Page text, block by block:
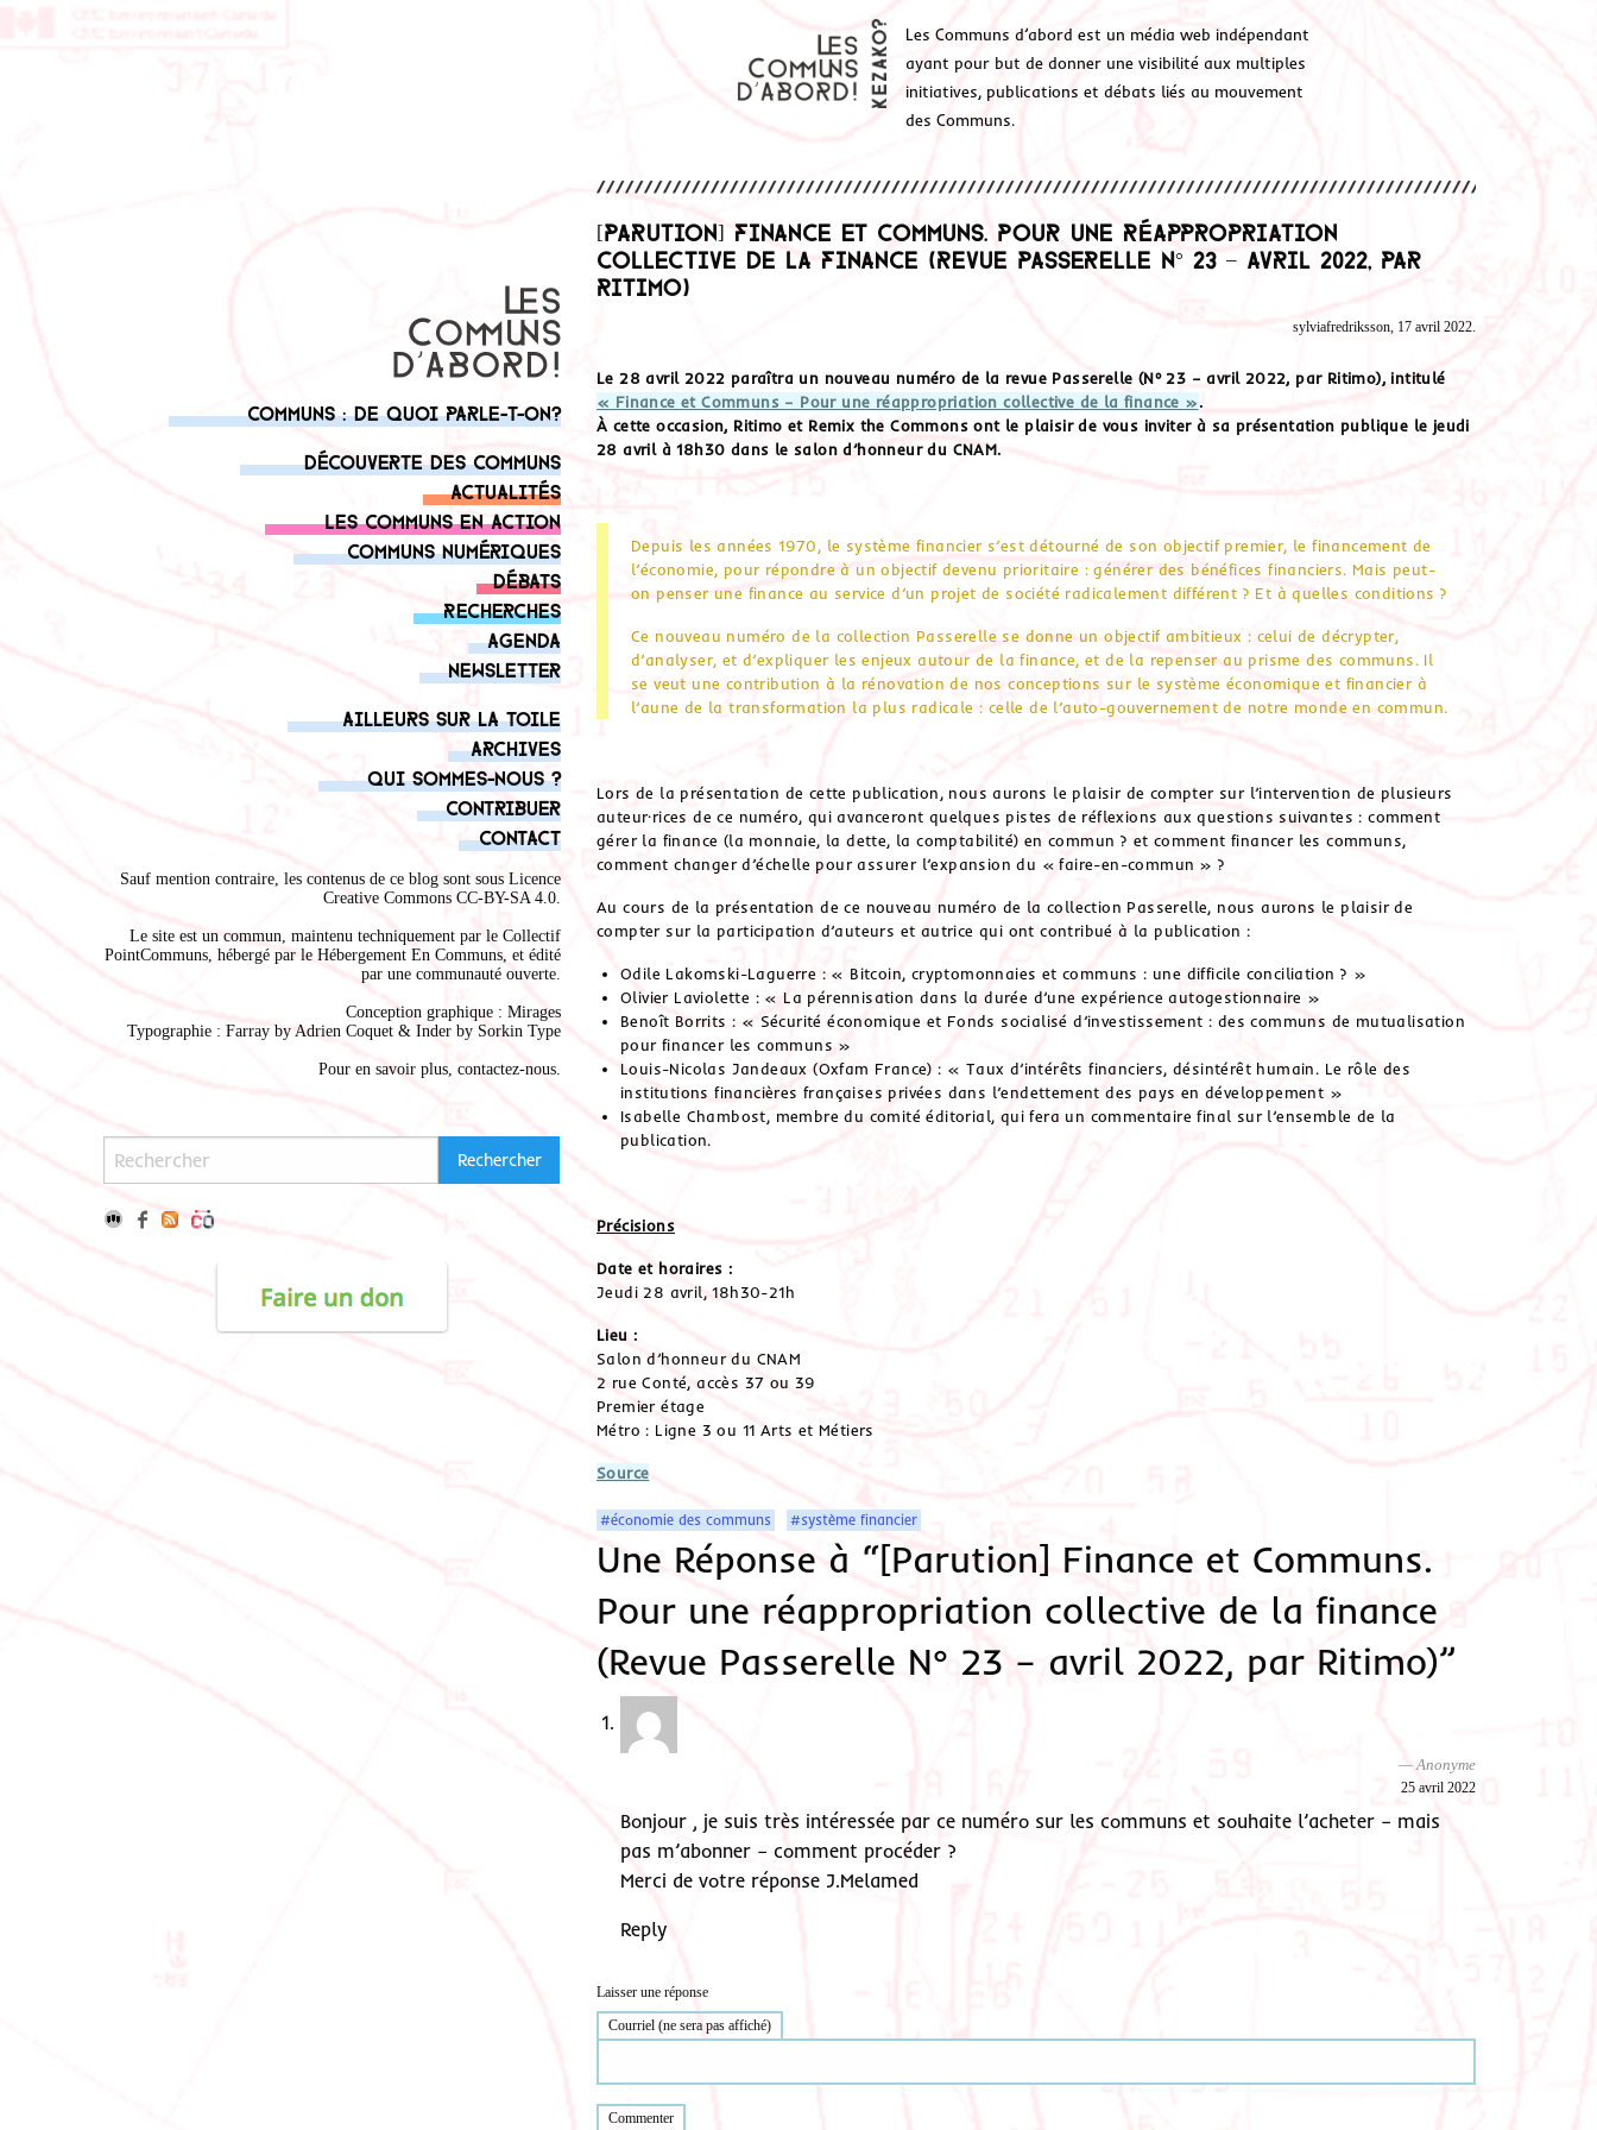
Les Communs d’abord est un média web indépendant
ayant pour but de donner une visibilité aux multiples
initiatives, publications et débats liés au mouvement
des Communs.
Communs : de quoi parle-t-on?
Découverte des communs
Actualités
Les communs en action
Communs numériques
Débats
Recherches
Agenda
Newsletter
Ailleurs sur la toile
Archives
Qui sommes-nous ?
Contribuer
Contact
Sauf mention contraire, les contenus de ce blog sont sous Licence
Creative Commons CC-BY-SA 4.0.
Le site est un commun, maintenu techniquement par le Collectif
PointCommuns, hébergé par le Hébergement En Communs, et édité
par une communauté ouverte.
Conception graphique : Mirages
Typographie : Farray by Adrien Coquet & Inder by Sorkin Type
Pour en savoir plus, contactez-nous.
[Parution] Finance et Communs. Pour une réappropriation
collective de la finance (Revue Passerelle N° 23 – avril 2022, par
Ritimo)
sylviafredriksson, 17 avril 2022.
Le 28 avril 2022 paraîtra un nouveau numéro de la revue Passerelle (N° 23 – avril 2022, par Ritimo), intitulé
« Finance et Communs – Pour une réappropriation collective de la finance ».
À cette occasion, Ritimo et Remix the Commons ont le plaisir de vous inviter à sa présentation publique le jeudi
28 avril à 18h30 dans le salon d’honneur du CNAM.
Depuis les années 1970, le système financier s’est détourné de son objectif premier, le financement de
l’économie, pour répondre à un objectif devenu prioritaire : générer des bénéfices financiers. Mais peut-
on penser une finance au service d’un projet de société radicalement différent ? Et à quelles conditions ?
Ce nouveau numéro de la collection Passerelle se donne un objectif ambitieux : celui de décrypter,
d’analyser, et d’expliquer les enjeux autour de la finance, et de la repenser au prisme des communs. Il
se veut une contribution à la rénovation de nos conceptions sur le système économique et financier à
l’aune de la transformation la plus radicale : celle de l’auto-gouvernement de notre monde en commun.
Lors de la présentation de cette publication, nous aurons le plaisir de compter sur l’intervention de plusieurs
auteur·rices de ce numéro, qui avanceront quelques pistes de réflexions aux questions suivantes : comment
gérer la finance (la monnaie, la dette, la comptabilité) en commun ? et comment financer les communs,
comment changer d’échelle pour assurer l’expansion du « faire-en-commun » ?
Au cours de la présentation de ce nouveau numéro de la collection Passerelle, nous aurons le plaisir de
compter sur la participation d’auteurs et autrice qui ont contribué à la publication :
Odile Lakomski-Laguerre : « Bitcoin, cryptomonnaies et communs : une difficile conciliation ? »
Olivier Laviolette : « La pérennisation dans la durée d’une expérience autogestionnaire »
Benoît Borrits : « Sécurité économique et Fonds socialisé d’investissement : des communs de mutualisation
pour financer les communs »
Louis-Nicolas Jandeaux (Oxfam France) : « Taux d’intérêts financiers, désintérêt humain. Le rôle des
institutions financières françaises privées dans l’endettement des pays en développement »
Isabelle Chambost, membre du comité éditorial, qui fera un commentaire final sur l’ensemble de la
publication.
Précisions
Date et horaires :
Jeudi 28 avril, 18h30-21h
Lieu :
Salon d’honneur du CNAM
2 rue Conté, accès 37 ou 39
Premier étage
Métro : Ligne 3 ou 11 Arts et Métiers
Source
#économie des communs #système financier
Une Réponse à “[Parution] Finance et Communs.
Pour une réappropriation collective de la finance
(Revue Passerelle N° 23 – avril 2022, par Ritimo)”
Anonyme
25 avril 2022
Bonjour , je suis très intéressée par ce numéro sur les communs et souhaite l’acheter – mais
pas m’abonner – comment procéder ?
Merci de votre réponse J.Melamed
Reply
Laisser une réponse
Courriel (ne sera pas affiché)
Commenter